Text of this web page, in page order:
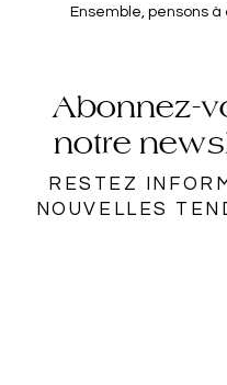
Ensemble, pensons à
Abonnez-
notre
RESTEZ
NOUVELLES